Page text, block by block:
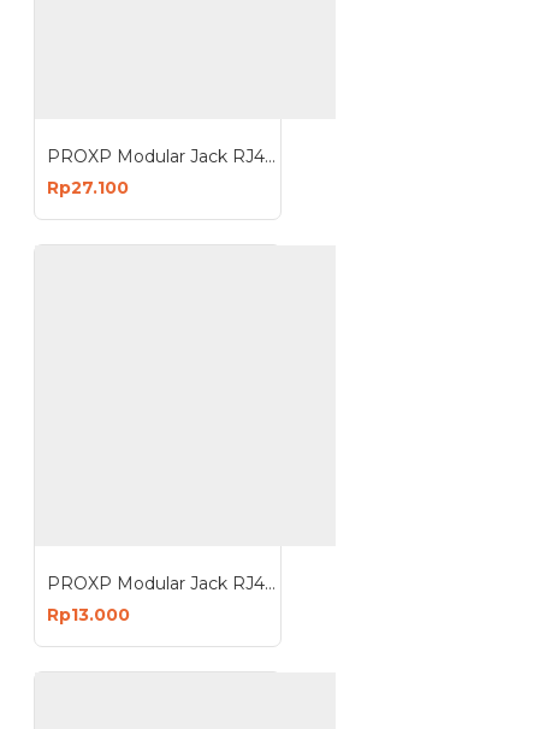
PROXP Modular Jack RJ45 Cat 6 Tolless Keystone Spin Unshield
Rp27.100
PROXP Modular Jack RJ45 Cat 6 Tolless Keystone White
Rp13.000